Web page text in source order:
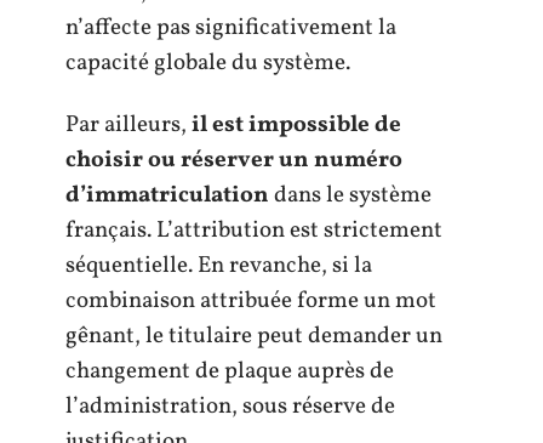
n’affecte pas significativement la
capacité globale du système.
Par ailleurs,il est impossible de
choisir ou réserver un numéro
d’immatriculationdans le système
français. L’attribution est strictement
séquentielle. En revanche, si la
combinaison attribuée forme un mot
gênant, le titulaire peut demander un
changement de plaque auprès de
l’administration, sous réserve de